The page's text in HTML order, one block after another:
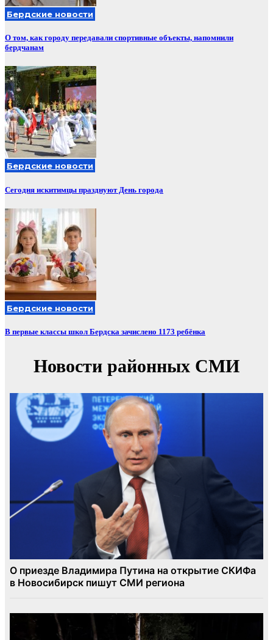
Бердские новости
О том, как городу передавали спортивные объекты, напомнили
бердчанам
Бердские новости
Сегодня искитимцы празднуют День города
Бердские новости
В первые классы школ Бердска зачислено 1173 ребёнка